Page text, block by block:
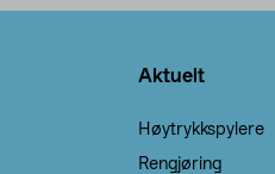
Aktuelt
Høytrykkspylere
Rengjøring